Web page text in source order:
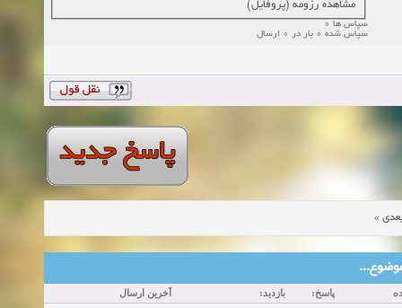
مشاهده رزومه (پروفایل)
سپاس ها 0
سپاس شده 0 بار در 0 ارسال
»
پاسخ: بازدید: آخرین ارسال